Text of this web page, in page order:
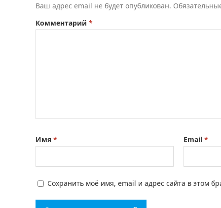
Ваш адрес email не будет опубликован.
Комментарий *
Имя * Email *
Сохранить моё имя, email и адрес сайта в этом